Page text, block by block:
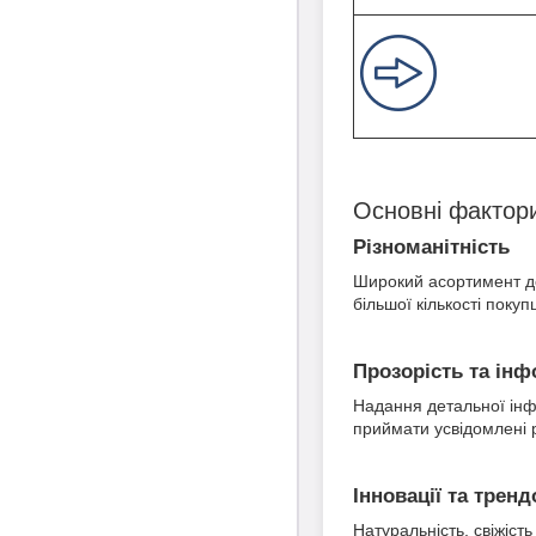
Основні
Різноманітність
Широкий асортимент
більшої кількості
Прозорість та
Надання детальної
приймати
Інновації та
Натуральність,